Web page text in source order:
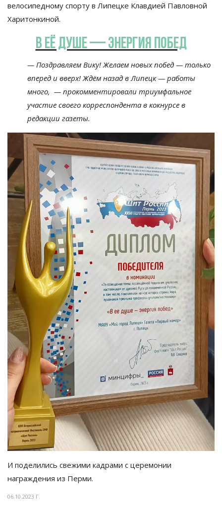
велосипедному спорту в Липецке Клавдией Павловной
Харитонкиной.
В её душе — энергия побед
— Поздравляем Вику! Желаем новых побед — только
вперед и вверх! Ждём назад в Липецк — работы
много, — прокомментировали триумфальное
участие своего корреспондента в кокнурсе в
редакции газеты.
И поделились свежими кадрами с церемонии
награждения из Перми.
06.10.2023 Г.